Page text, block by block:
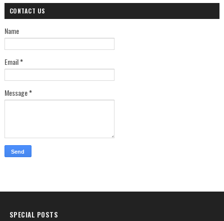
CONTACT US
Name
Email*
Message*
SPECIAL POSTS